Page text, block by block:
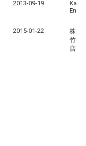
2013-09-19
Kanji
2015-01-22
株式
竹中
店